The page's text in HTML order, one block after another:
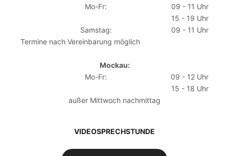
Mo-Fr:
09 - 11 Uhr
15 - 19 Uhr
Samstag:
09 - 11 Uhr
Termine nach Vereinbarung möglich
Mockau:
Mo-Fr:
09 - 12 Uhr
15 - 18 Uhr
außer Mittwoch nachmittag
VIDEOSPRECHSTUNDE